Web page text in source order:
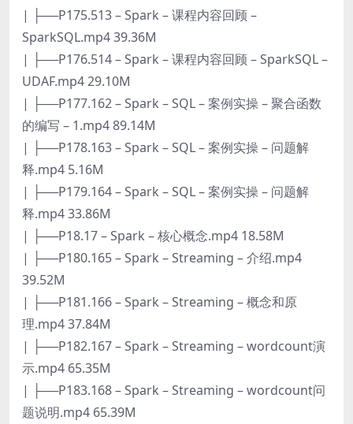
| ├──P175.513 – Spark – 课程内容回顾 –
SparkSQL.mp4 39.36M
| ├──P176.514 – Spark – 课程内容回顾 – SparkSQL –
UDAF.mp4 29.10M
| ├──P177.162 – Spark – SQL – 案例实操 – 聚合函数
的编写 – 1.mp4 89.14M
| ├──P178.163 – Spark – SQL – 案例实操 – 问题解
释.mp4 5.16M
| ├──P179.164 – Spark – SQL – 案例实操 – 问题解
释.mp4 33.86M
| ├──P18.17 – Spark – 核心概念.mp4 18.58M
| ├──P180.165 – Spark – Streaming – 介绍.mp4
39.52M
| ├──P181.166 – Spark – Streaming – 概念和原
理.mp4 37.84M
| ├──P182.167 – Spark – Streaming – wordcount演
示.mp4 65.35M
| ├──P183.168 – Spark – Streaming – wordcount问
题说明.mp4 65.39M